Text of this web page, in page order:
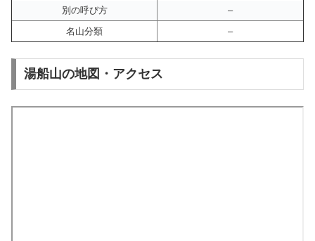
別の呼び方
–
名山分類
–
湯船山の地図・アクセス